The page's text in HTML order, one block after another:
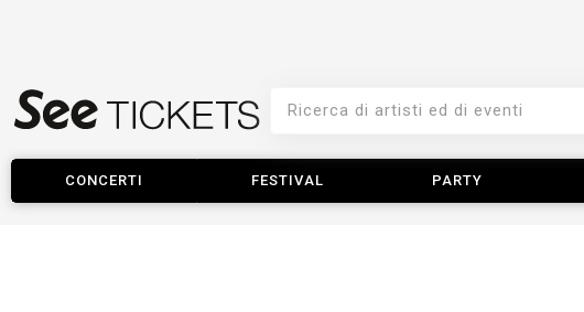
CONCERTI FESTIVAL PARTY